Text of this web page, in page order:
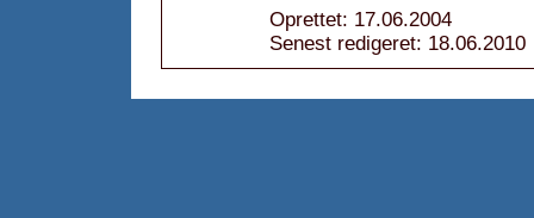
Oprettet: 17.06.2004
Senest redigeret: 18.06.2010